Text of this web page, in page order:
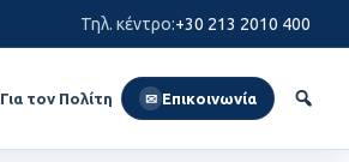
Τηλ. κέντρο:+30 213 2010 400
Για τον Πολίτη ✉ Επικοινωνία